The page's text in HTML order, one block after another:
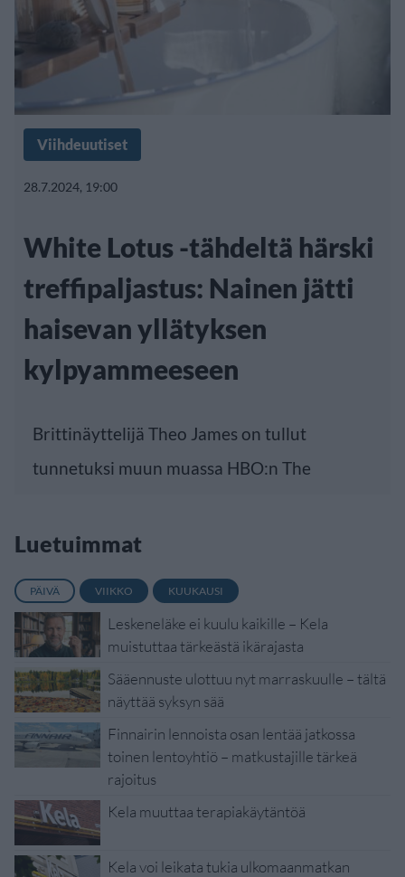
Viihdeuutiset
28.7.2024, 19:00
White Lotus -tähdeltä härski
treffipaljastus: Nainen jätti
haisevan yllätyksen
kylpyammeeseen
Brittinäyttelijä Theo James on tullut
tunnetuksi muun muassa HBO:n The
Luetuimmat
PÄIVÄ VIIKKO KUUKAUSI
Leskeneläke ei kuulu kaikille – Kela
muistuttaa tärkeästä ikärajasta
Sääennuste ulottuu nyt marraskuulle – tältä
näyttää syksyn sää
Finnairin lennoista osan lentää jatkossa
toinen lentoyhtiö – matkustajille tärkeä
rajoitus
Kela muuttaa terapiakäytäntöä
Kela voi leikata tukia ulkomaanmatkan